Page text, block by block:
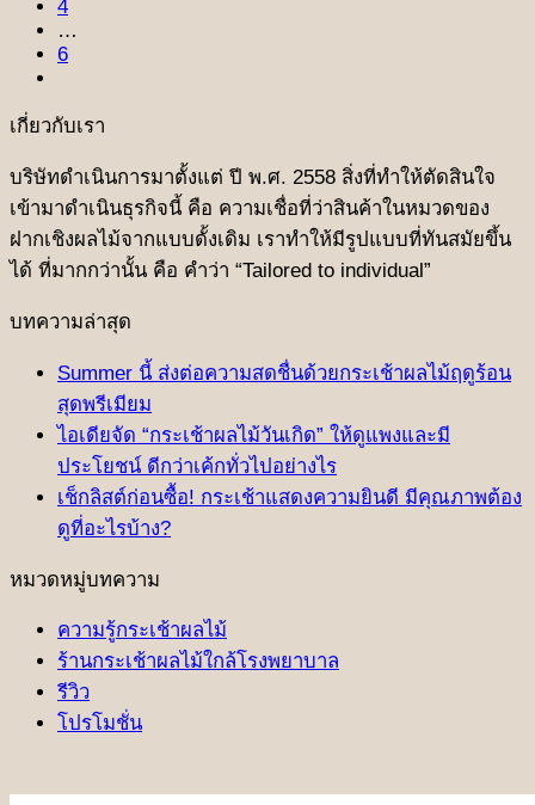
4
…
6
เกี่ยวกับเรา
บริษัทดําเนินการมาตั้งแต่ ปี พ.ศ. 2558 สิ่งที่ทําให้ตัดสินใจ
เข้ามาดําเนินธุรกิจนี้ คือ ความเชื่อที่ว่าสินค้าในหมวดของ
ฝากเชิงผลไม้จากแบบดั้งเดิม เราทำให้มีรูปแบบที่ทันสมัยขึ้น
ได้ ที่มากกว่านั้น คือ คําว่า “Tailored to individual”
บทความล่าสุด
Summer นี้ ส่งต่อความสดชื่นด้วยกระเช้าผลไม้ฤดูร้อน
สุดพรีเมียม
ไอเดียจัด “กระเช้าผลไม้วันเกิด” ให้ดูแพงและมี
ประโยชน์ ดีกว่าเค้กทั่วไปอย่างไร
เช็กลิสต์ก่อนซื้อ! กระเช้าแสดงความยินดี มีคุณภาพต้อง
ดูที่อะไรบ้าง?
หมวดหมู่บทความ
ความรู้กระเช้าผลไม้
ร้านกระเช้าผลไม้ใกล้โรงพยาบาล
รีวิว
โปรโมชั่น